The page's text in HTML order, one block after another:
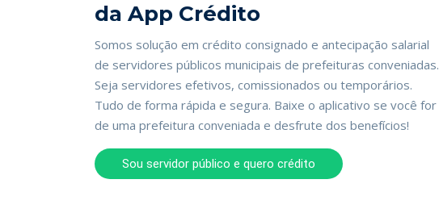
da App Crédito
Somos solução em crédito consignado e antecipação salarial
de servidores públicos municipais de prefeituras conveniadas.
Seja servidores efetivos, comissionados ou temporários.
Tudo de forma rápida e segura. Baixe o aplicativo se você for
de uma prefeitura conveniada e desfrute dos benefícios!
Sou servidor público e quero crédito